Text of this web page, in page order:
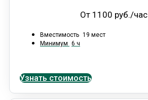
От 1100 руб./час
Вместимость 19 мест
Минимум 6 ч
Узнать стоимость